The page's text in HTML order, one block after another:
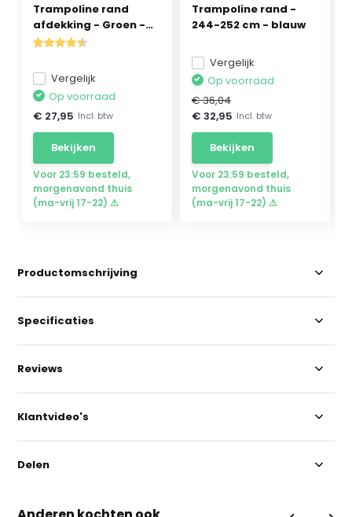
Trampoline rand
afdekking - Groen -
2...
Vergelijk
Op voorraad
€ 27,95 Incl. btw
Bekijken
Voor 23:59 besteld,
morgenavond thuis
(ma-vrij 17-22) ⚠
Trampoline rand -
244-252 cm - blauw
Vergelijk
Op voorraad
€ 36,04
€ 32,95 Incl. btw
Bekijken
Voor 23:59 besteld,
morgenavond thuis
(ma-vrij 17-22) ⚠
Productomschrijving
Specificaties
Reviews
Klantvideo's
Delen